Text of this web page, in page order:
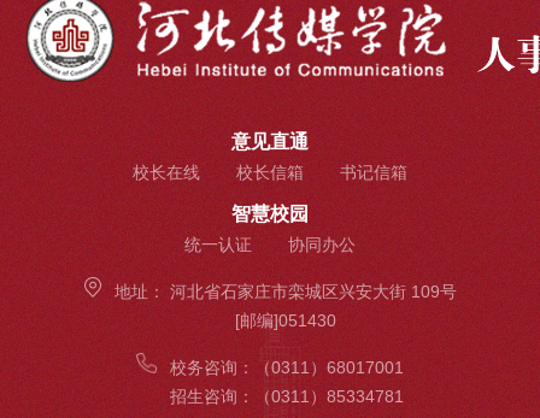
意见直通
校长在线 校长信箱 书记信箱
智慧校园
统一认证 协同办公
地址： 河北省石家庄市栾城区兴安大街 109号
[邮编]051430
校务咨询： （0311）68017001
招生咨询：（0311）85334781